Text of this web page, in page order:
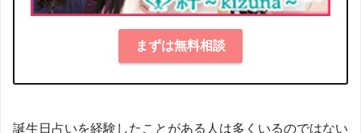
まずは無料相談
誕生日占いを経験したことがある人は多くいるのではない